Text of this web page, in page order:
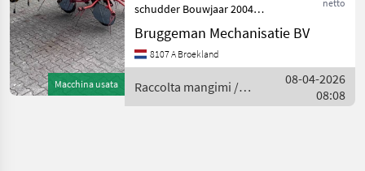
Macchina usata
netto
schudder Bouwjaar 2004
getrokken 10, 55 mtr
werkbreedte Machine
nummer 78872 Raccolta
Bruggeman Mechanisatie BV
8107 A Broekland
Raccolta mangimi /
Ziegler
08-04-2026
08:08